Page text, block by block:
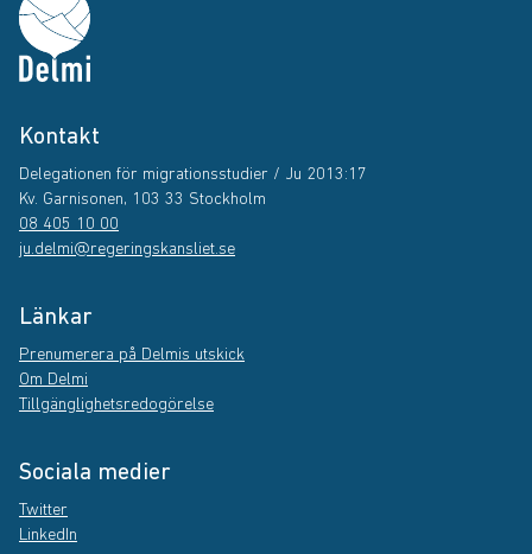
Kontakt
Delegationen för migrationsstudier / Ju 2013:17
Kv. Garnisonen, 103 33 Stockholm
08 405 10 00
ju.delmi@regeringskansliet.se
Länkar
Prenumerera på Delmis utskick
Om Delmi
Tillgänglighetsredogörelse
Sociala medier
Twitter
LinkedIn